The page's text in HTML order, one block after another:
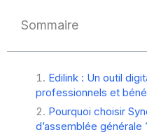
Sommaire
Edilink : Un outil
professionnels et
Pourquoi choisir
d’assemblée générale